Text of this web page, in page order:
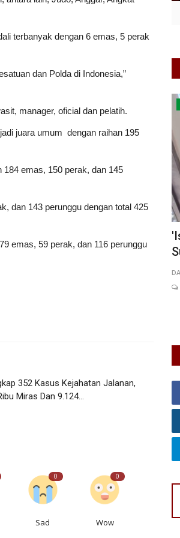
terbanyak dengan 6 emas, 5 perak
dan Polda di Indonesia,”
manager, oficial dan pelatih.
juara umum dengan raihan 195
emas, 150 perak, dan 145
dan 143 perunggu dengan total 425
emas, 59 perak, dan 116 perunggu
352 Kasus Kejahatan Jalanan,
Miras Dan 9.124...
0
Sad
0
Wow
Laksanakan...